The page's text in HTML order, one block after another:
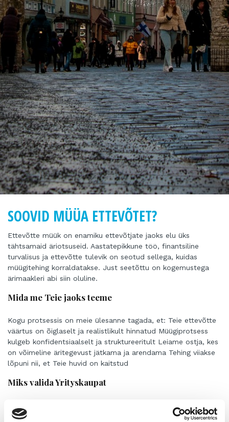
SOOVID MÜÜA ETTEVÕTET?
Ettevõtte müük on enamiku ettevõtjate jaoks elu üks
tähtsamaid äriotsuseid. Aastatepikkune töö, finantsiline
turvalisus ja ettevõtte tulevik on seotud sellega, kuidas
müügitehing korraldatakse. Just seetõttu on kogemustega
ärimaakleri abi siin oluline.
Mida me Teie jaoks teeme
Kogu protsessis on meie ülesanne tagada, et: Teie ettevõtte
väärtus on õiglaselt ja realistlikult hinnatud Müügiprotsess
kulgeb konfidentsiaalselt ja struktureeritult Leiame ostja, kes
on võimeline äritegevust jätkama ja arendama Tehing viiakse
lõpuni nii, et Teie huvid on kaitstud
Miks valida Yrityskaupat
ettevõtete ostu-müügi nõustajagruppi. Üle 2000 lõpule viidud